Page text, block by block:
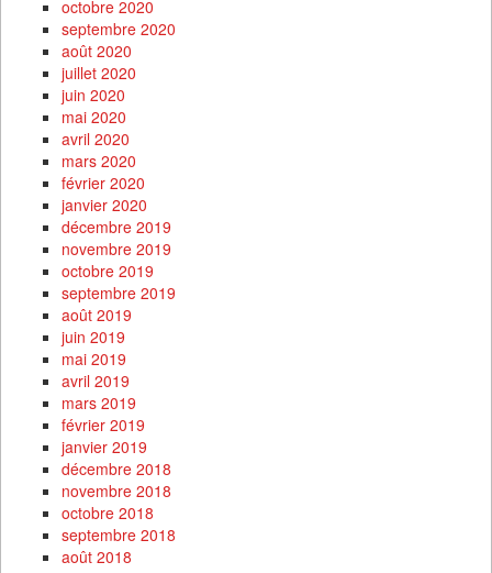
octobre 2020
septembre 2020
août 2020
juillet 2020
juin 2020
mai 2020
avril 2020
mars 2020
février 2020
janvier 2020
décembre 2019
novembre 2019
octobre 2019
septembre 2019
août 2019
juin 2019
mai 2019
avril 2019
mars 2019
février 2019
janvier 2019
décembre 2018
novembre 2018
octobre 2018
septembre 2018
août 2018